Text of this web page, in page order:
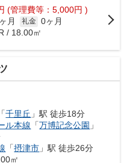
(管理費等：5,000円 )
月 礼金 0ヶ月
/ 18.00㎡
「千里丘 」駅 徒歩18分
ル本線 「万博記念公園 」
「摂津市 」駅 徒歩26分
㎡